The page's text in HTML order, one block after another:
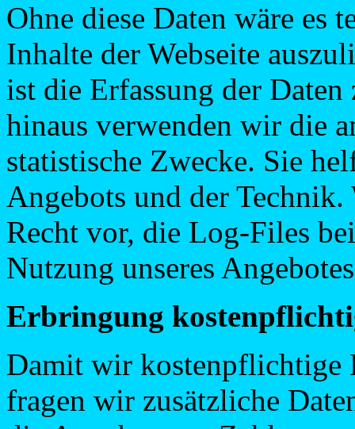
Ohne diese Daten wäre es
Inhalte der Webseite
ist die Erfassung der
hinaus verwenden wir die
statistische Zwecke. Sie
Angebots und der
Recht vor, die Log-Files
Nutzung unseres
Erbringung
Damit wir kostenpflichtige
fragen wir zusätzliche